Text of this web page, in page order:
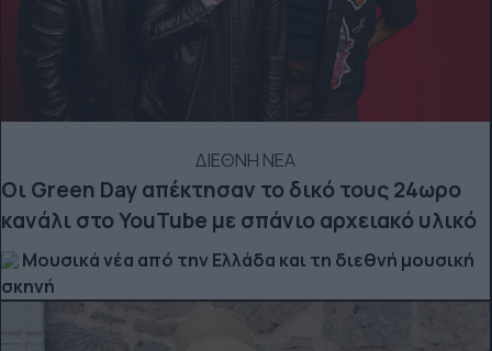
ΔΙΕΘΝΗ ΝΕΑ
Οι Green Day απέκτησαν το δικό τους 24ωρο
κανάλι στο YouTube με σπάνιο αρχειακό υλικό
Μουσικά νέα από την Ελλάδα και τη διεθνή μουσική
σκηνή